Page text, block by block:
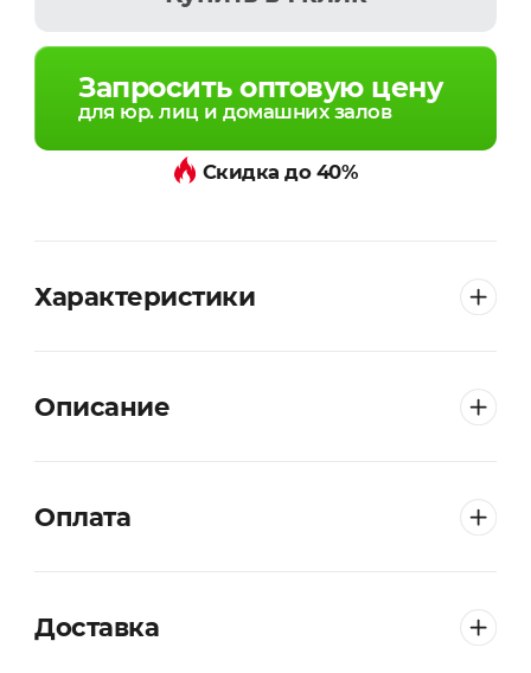
Запросить оптовую цену
для юр. лиц и домашних залов
Скидка до 40%
Характеристики
Описание
Оплата
Доставка